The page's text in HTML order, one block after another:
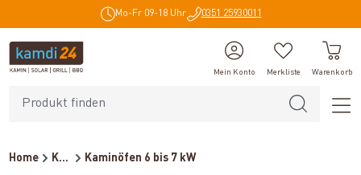
Mo-Fr 09-18 Uhr 0351 25930011
Mein Konto Merkliste Warenkorb
Home Kaminöfen Kaminöfen 6 bis 7 kW